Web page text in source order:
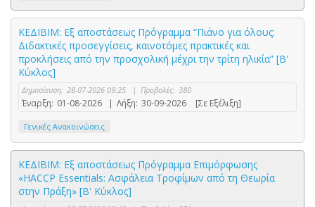
ΚΕΔΙΒΙΜ: Εξ αποστάσεως Πρόγραμμα “Πιάνο για όλους:
Διδακτικές προσεγγίσεις, καινοτόμες πρακτικές και
προκλήσεις από την προσχολική μέχρι την τρίτη ηλικία” [Β'
Κύκλος]
Δημοσίευση: 28-07-2026 09:25 | Προβολές: 380
Έναρξη: 01-08-2026 | Λήξη: 30-09-2026 [Σε Εξέλιξη]
Γενικές Ανακοινώσεις
ΚΕΔΙΒΙΜ: Εξ αποστάσεως Πρόγραμμα Επιμόρφωσης
«HACCP Essentials: Ασφάλεια Τροφίμων από τη Θεωρία
στην Πράξη» [Β' Κύκλος]